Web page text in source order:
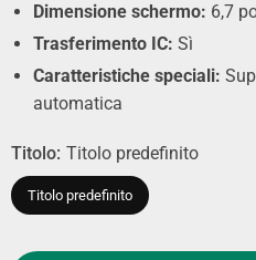
Dimensione schermo: 6,7
Trasferimento IC: Sì
Caratteristiche speciali:
automatica
Titolo: Titolo predefinito
Titolo predefinito